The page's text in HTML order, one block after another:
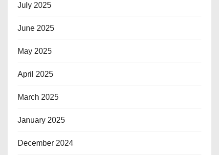
July 2025
June 2025
May 2025
April 2025
March 2025
January 2025
December 2024